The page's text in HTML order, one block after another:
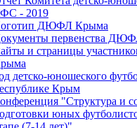
- 2019
ДЮФЛ Крыма
первенства
и страницы
детско-юношеского
Крым
"Структура и
юных